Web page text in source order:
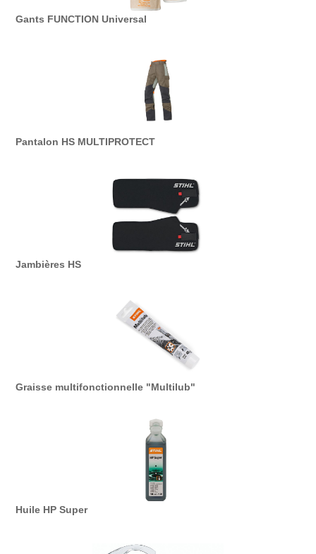
Gants FUNCTION Universal
Pantalon HS MULTIPROTECT
Jambières HS
Graisse multifonctionnelle "Multilub"
Huile HP Super